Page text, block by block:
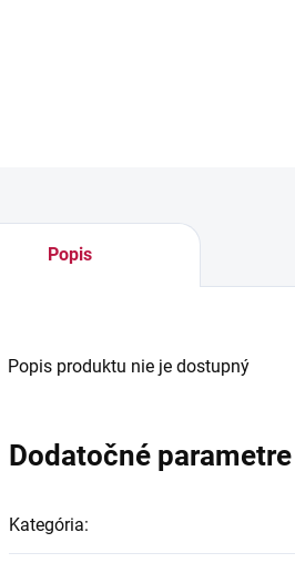
Popis
Popis produktu nie je dostupný
Dodatočné parametre
Kategória: